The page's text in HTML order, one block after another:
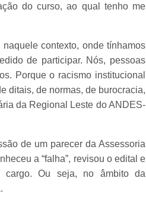
do curso, ao qual tenho me
contexto, onde tínhamos
de participar. Nós, pessoas
Porque o racismo institucional
ditais, de normas, de burocracia,
da Regional Leste do ANDES-
de um parecer da Assessoria
a “falha”, revisou o edital e
cargo. Ou seja, no âmbito da